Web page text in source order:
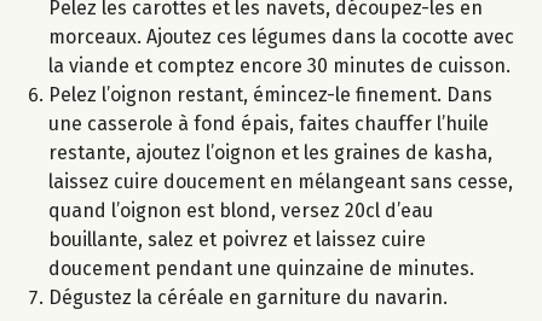
Pelez les carottes et les navets, découpez-les en
morceaux. Ajoutez ces légumes dans la cocotte avec
la viande et comptez encore 30 minutes de cuisson.
Pelez l’oignon restant, émincez-le finement. Dans
une casserole à fond épais, faites chauffer l’huile
restante, ajoutez l’oignon et les graines de kasha,
laissez cuire doucement en mélangeant sans cesse,
quand l’oignon est blond, versez 20cl d’eau
bouillante, salez et poivrez et laissez cuire
doucement pendant une quinzaine de minutes.
Dégustez la céréale en garniture du navarin.